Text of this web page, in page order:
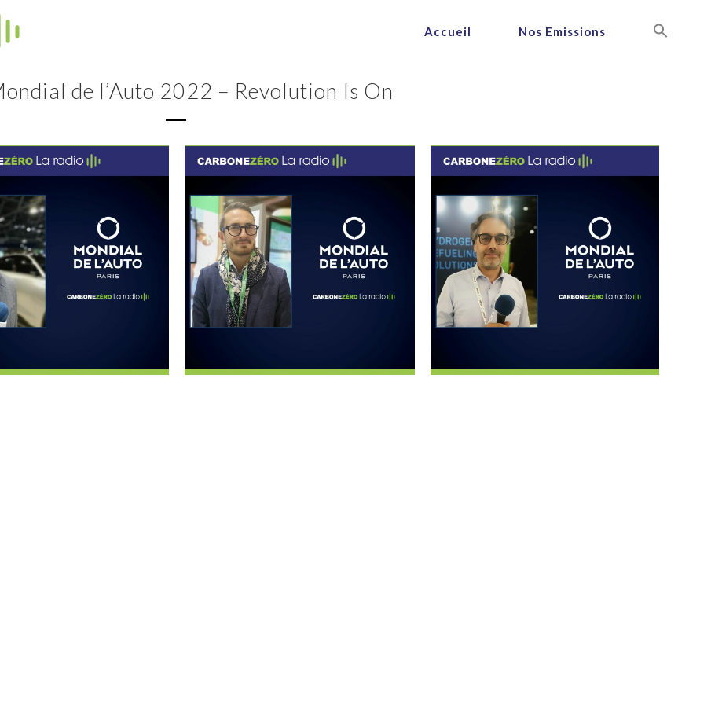
Accueil Nos Emissions
de l’Auto 2022 – Revolution Is On